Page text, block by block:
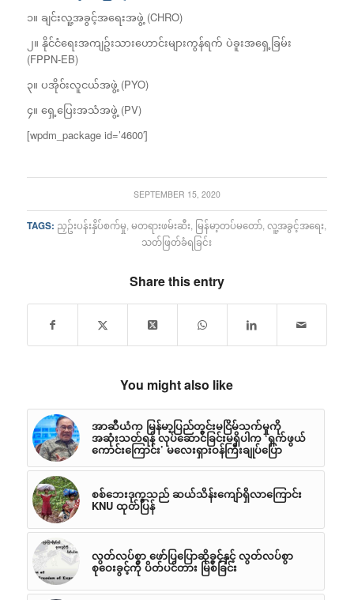
၁။ ချင်းလူ့အခွင့်အရေးအဖွဲ့ (CHRO)
၂။ နိုင်ငံရေးအကျဥ်းသားဟောင်းများကွန်ရက် ပဲခူးအရှေ့ခြမ်း
(FPPN-EB)
၃။ ပအို၀်းလူငယ်အဖွဲ့ (PYO)
၄။ ရှေ့ပြေးအသံအဖွဲ့ (PV)
[wpdm_package id=’4600′]
SEPTEMBER 15, 2020
TAGS: ညှဥ်းပန်းနှိပ်စက်မှု ,မတရားဖမ်းဆီး မြန်မာ့တပ်မတော် ,လူ့အခွင့်အရေး
သတ်ဖြတ်ခံရခြင်း
Share this entry
You might also like
အာဆီယံက မြန်မာ့ပြည်တွင်းမငြိမ်သက်မှုကို
အဆုံးသတ်ရန် လုပ်ဆောင်ခြင်းမရှိပါက ‘ရှက်ဖွယ်
ကောင်းကြောင်း’ မလေးရှားဝန်ကြီးချုပ်ပြော
စစ်ဘေးဒုက္ခသည် ဆယ်သိန်းကျော်ရှိလာကြောင်း
KNU ထုတ်ပြန်
လွတ်လပ်စွာ ဖော်ပြပြောဆိုခွင့်နှင့် လွတ်လပ်စွာ
စုဝေးခွင့်ကို ပိတ်ပင်တား မြစ်ခြင်း